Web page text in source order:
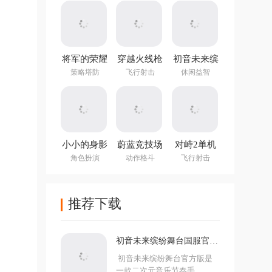
将军的荣耀
3官方正版
策略塔防
穿越火线枪
战王者体验
飞行射击
初音未来缤
纷舞台国服
休闲益智
小小的身影
重叠的内心
角色扮演
蔚蓝竞技场
手机版
动作格斗
对峙2单机
版手游
飞行射击
推荐下载
初音未来缤纷舞台国服官方
初音未来缤纷舞台官方版是